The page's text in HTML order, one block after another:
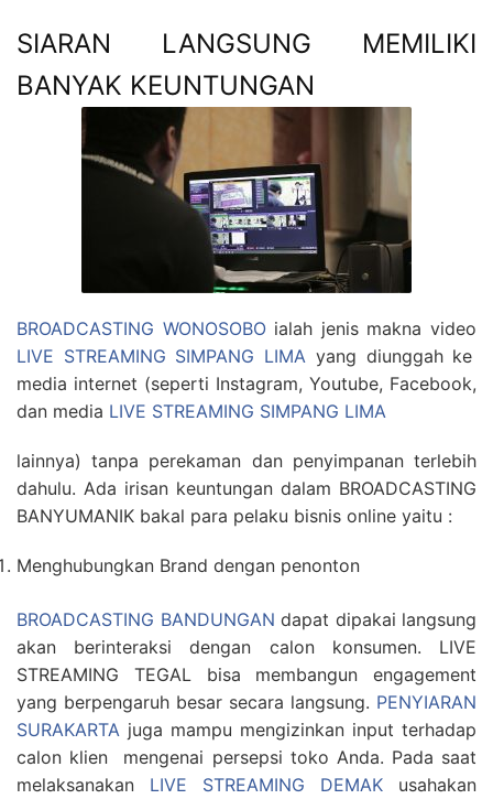
SIARAN LANGSUNG MEMILIKI
BANYAK KEUNTUNGAN
BROADCASTING WONOSOBOialah jenis makna video
LIVE STREAMING SIMPANG LIMA yang diunggah ke
media internet (seperti Instagram, Youtube, Facebook,
dan media LIVE STREAMING SIMPANG LIMA
lainnya) tanpa perekaman dan penyimpanan terlebih
dahulu. Ada irisan keuntungan dalam BROADCASTING
BANYUMANIK bakal para pelaku bisnis online yaitu :
Menghubungkan Brand dengan penonton
BROADCASTING BANDUNGAN dapat dipakai langsung
akan berinteraksi dengan calon konsumen. LIVE
STREAMING TEGAL bisa membangun engagement
yang berpengaruh besar secara langsung. PENYIARAN
SURAKARTA juga mampu mengizinkan input terhadap
calon klien mengenai persepsi toko Anda. Pada saat
melaksanakan LIVE STREAMING DEMAK usahakan